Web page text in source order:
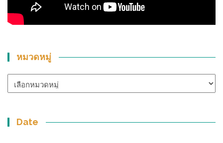
หมวดหมู่
หมู่
Date